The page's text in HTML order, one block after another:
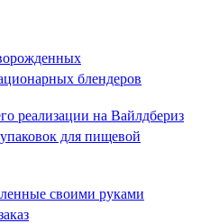
блендеров
реализации на Вайлдбериз
для пищевой
своими руками